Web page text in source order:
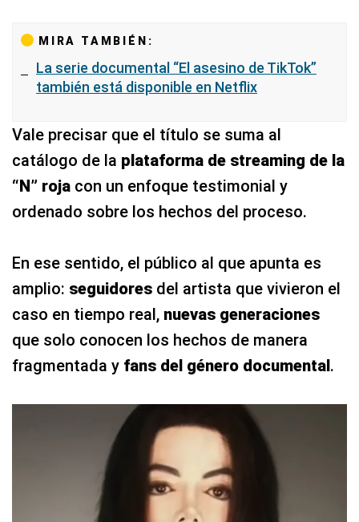
MIRA TAMBIÉN:
La serie documental “El asesino de TikTok”
también está disponible en Netflix
Vale precisar que el título se suma al
catálogo de la plataforma de streaming de la
“N” roja con un enfoque testimonial y
ordenado sobre los hechos del proceso.
En ese sentido, el público al que apunta es
amplio: seguidores del artista que vivieron el
caso en tiempo real, nuevas generaciones
que solo conocen los hechos de manera
fragmentada y fans del género documental.